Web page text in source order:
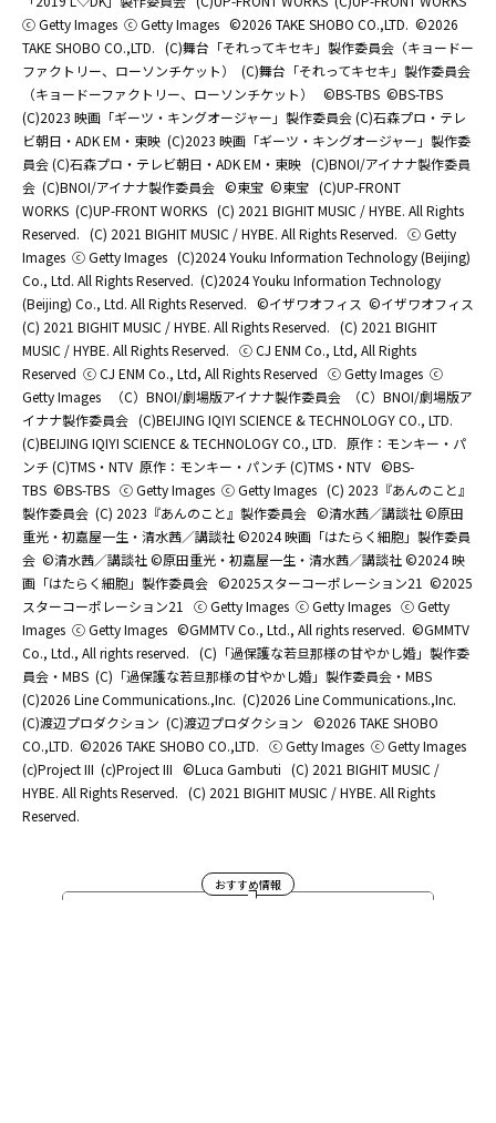
ⓒ Getty Images ⓒ Getty Images ©2026 TAKE SHOBO CO.,LTD. ©2026
TAKE SHOBO CO.,LTD. (C)舞台「それってキセキ」製作委員会（キョードー
ファクトリー、ローソンチケット）
(C)舞台「それってキセキ」製作委員会
（キョードーファクトリー、ローソンチケット）
©BS-TBS ©BS-TBS
(C)2023 映画「ギーツ・キングオージャー」製作委員会 (C)石森プロ・テレ
ビ朝日・ADK EM・東映 (C)2023 映画「ギーツ・キングオージャー」製作委
員会 (C)石森プロ・テレビ朝日・ADK EM・東映 (C)BNOI/アイナナ製作委員
会 (C)BNOI/アイナナ製作委員会 ©東宝 ©東宝 (C)UP-FRONT
WORKS (C)UP-FRONT WORKS (C) 2021 BIGHIT MUSIC / HYBE. All Rights
Reserved. (C) 2021 BIGHIT MUSIC / HYBE. All Rights Reserved. ⓒ Getty
Images ⓒ Getty Images (C)2024 Youku Information Technology (Beijing)
Co., Ltd. All Rights Reserved. (C)2024 Youku Information Technology
(Beijing) Co., Ltd. All Rights Reserved. ©イザワオフィス ©イザワオフィス
(C) 2021 BIGHIT MUSIC / HYBE. All Rights Reserved. (C) 2021 BIGHIT
MUSIC / HYBE. All Rights Reserved. ⓒ CJ ENM Co., Ltd, All Rights
Reserved ⓒ CJ ENM Co., Ltd, All Rights Reserved ⓒ Getty Images ⓒ
Getty Images
（C）BNOI/劇場版アイナナ製作委員会
（C）BNOI/劇場版ア
イナナ製作委員会 (C)BEIJING IQIYI SCIENCE & TECHNOLOGY CO., LTD.
(C)BEIJING IQIYI SCIENCE & TECHNOLOGY CO., LTD.
原作：モンキー・パ
ンチ (C)TMS・NTV 原作：モンキー・パンチ (C)TMS・NTV ©BS-
TBS ©BS-TBS ⓒ Getty Images ⓒ Getty Images (C) 2023『あんのこと』
製作委員会 (C) 2023『あんのこと』製作委員会 ©清水茜／講談社 ©原田
重光・初嘉屋一生・清水茜／講談社 ©2024 映画「はたらく細胞」製作委員
会 ©清水茜／講談社 ©原田重光・初嘉屋一生・清水茜／講談社 ©2024 映
画「はたらく細胞」製作委員会 ©2025スターコーポレーション21 ©2025
スターコーポレーション21
ⓒ Getty Images ⓒ Getty Images ⓒ Getty
Images ⓒ Getty Images ©GMMTV Co., Ltd., All rights reserved. ©GMMTV
Co., Ltd., All rights reserved. (C)「過保護な若旦那様の甘やかし婚」製作委
員会・MBS (C)「過保護な若旦那様の甘やかし婚」製作委員会・MBS
(C)2026 Line Communications.,Inc. (C)2026 Line Communications.,Inc.
(C)渡辺プロダクション (C)渡辺プロダクション ©2026 TAKE SHOBO
CO.,LTD. ©2026 TAKE SHOBO CO.,LTD. ⓒ Getty Images ⓒ Getty Images
(c)Project III (c)Project III ©Luca Gambuti (C) 2021 BIGHIT MUSIC /
HYBE. All Rights Reserved. (C) 2021 BIGHIT MUSIC / HYBE. All Rights
Reserved.
おすすめ情報